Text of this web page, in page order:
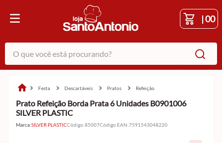
|00
O que você está procurando?
festa descartáveis pratos refeição
Prato Refeição Borda Prata 6 Unidades B0901006
SILVER PLASTIC
Marca:SILVER PLASTICCódigo:85007Código EAN:7591543048220